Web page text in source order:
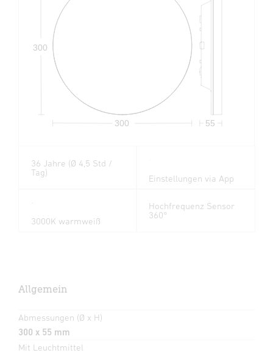
55
300
300
36 Jahre (Ø 4,5 Std /
Tag)
Einstellungen via App
3000K warmweiß
Hochfrequenz Sensor
360°
Allgemein
Abmessungen (Ø x H)
300 x 55 mm
Mit Leuchtmittel